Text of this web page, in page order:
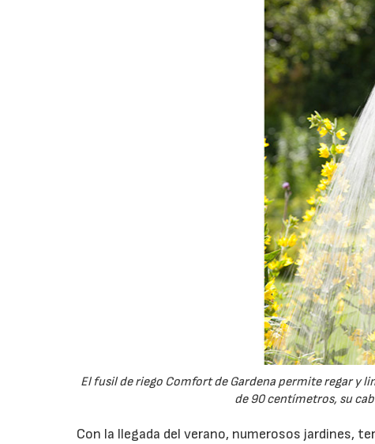
El fusil de riego Comfort de Gardena permite regar y
de 90 centímetros, su
Con la llegada del verano, numerosos jardines,